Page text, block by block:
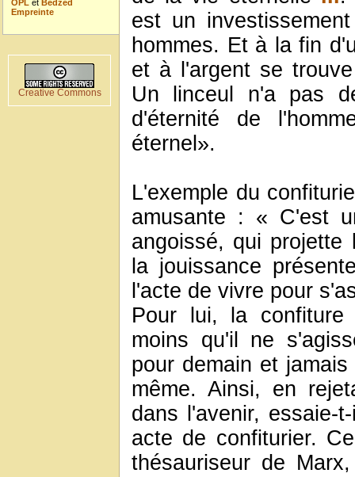
OPL et Bedzed
Empreinte
Creative Commons
est un
hommes. Et à la fin
et à l'argent se
Un linceul n'a pas
d'éternité de
éternel».
L'exemple du
amusante : « C'est
angoissé, qui projette
la jouissance
l'acte de vivre pour
Pour lui, la
moins qu'il ne
pour demain et
même. Ainsi, en
dans l'avenir, essaie-
acte de confiturier.
thésauriseur de